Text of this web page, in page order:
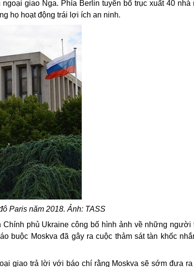
giao Nga. Phía Berlin tuyên bố trục xuất 40 nhà
họ hoạt động trái lợi ích an ninh.
Paris năm 2018. Ảnh: TASS
Chính phủ Ukraine công bố hình ảnh về những người
buộc Moskva đã gây ra cuộc thảm sát tàn khốc
giao trả lời với báo chí rằng Moskva sẽ sớm đưa